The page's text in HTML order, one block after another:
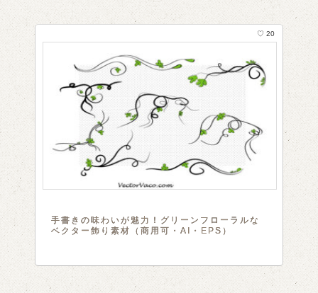
手書きの味わいが魅力！グリーンフローラルな
ベクター飾り素材（商用可・AI・EPS）
♡ 20